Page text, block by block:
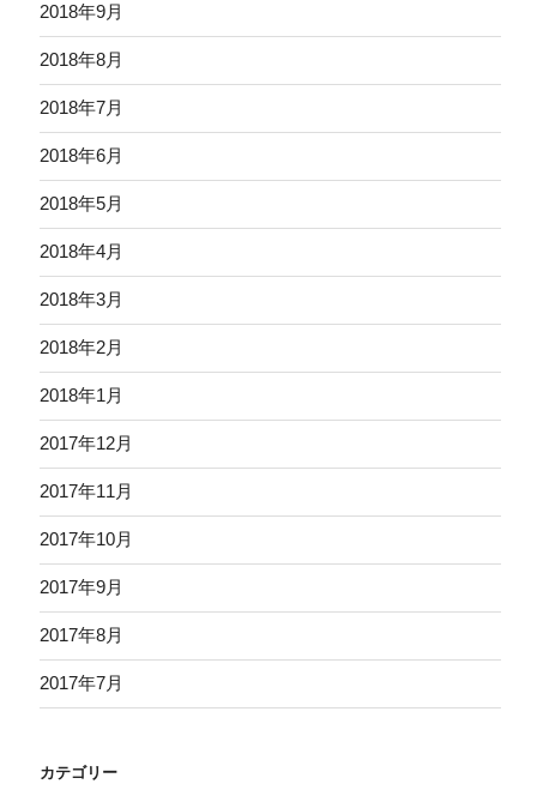
2018年9月
2018年8月
2018年7月
2018年6月
2018年5月
2018年4月
2018年3月
2018年2月
2018年1月
2017年12月
2017年11月
2017年10月
2017年9月
2017年8月
2017年7月
カテゴリー